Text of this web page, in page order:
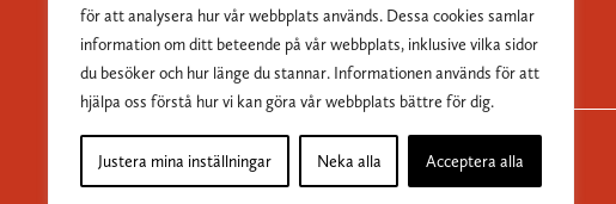
för att analysera hur vår webbplats används. Dessa cookies samlar
information om ditt beteende på vår webbplats, inklusive vilka sidor
du besöker och hur länge du stannar. Informationen används för att
hjälpa oss förstå hur vi kan göra vår webbplats bättre för dig.
Justera mina inställningar Neka alla Acceptera alla
Albert Bonniers Förlag grundades 1837 och är Sveriges
största skönlitterära förlag.